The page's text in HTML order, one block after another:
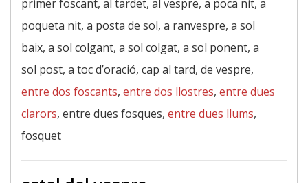
primer foscant, al tardet, al vespre, a poca nit, a
poqueta nit, a posta de sol, a ranvespre, a sol
baix, a sol colgant, a sol colgat, a sol ponent, a
sol post, a toc d’oració, cap al tard, de vespre,
entre dos foscants, entre dos llostres, entre dues
clarors, entre dues fosques, entre dues llums,
fosquet